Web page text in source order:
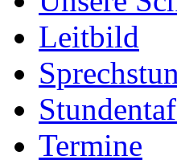
Leitbild
Termine